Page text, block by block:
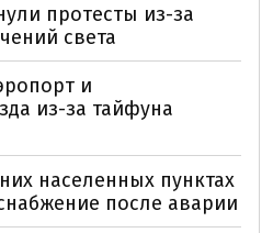
протесты из-за
света
и
из-за тайфуна
населенных пунктах
после аварии